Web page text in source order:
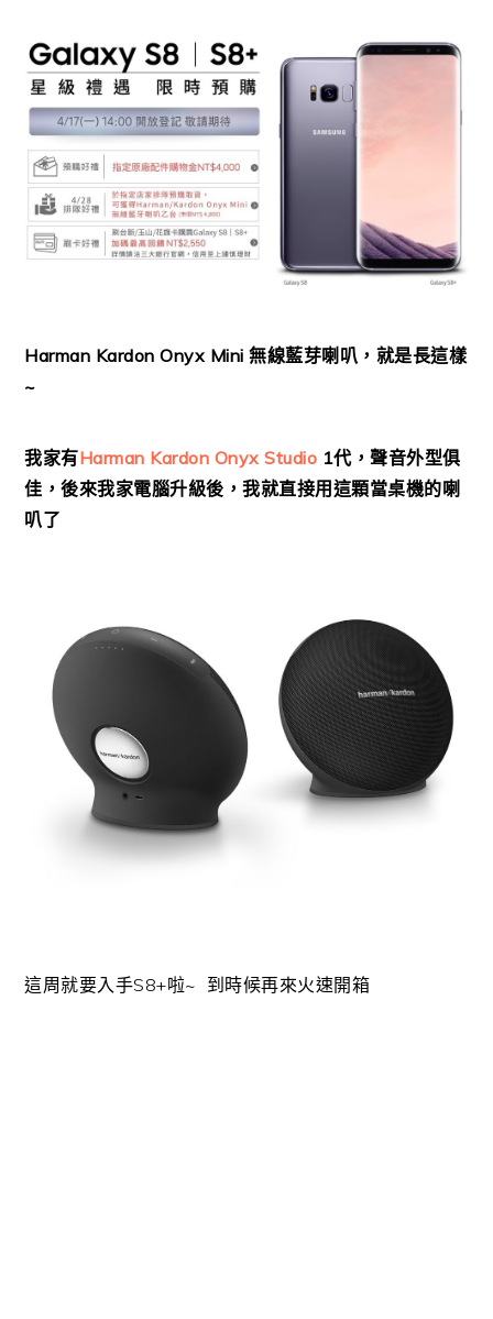
Harman Kardon Onyx Mini 無線藍芽喇叭，就是長這樣
~
我家有Harman Kardon Onyx Studio 1代，聲音外型俱
佳，後來我家電腦升級後，我就直接用這顆當桌機的喇
叭了
這周就要入手S8+啦~ 到時候再來火速開箱